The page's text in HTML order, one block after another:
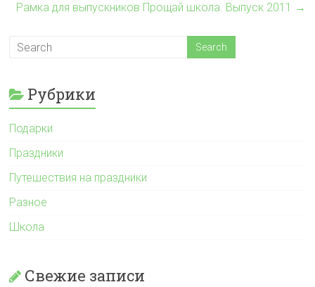
Рамка для выпускников Прощай школа. Выпуск 2011 →
Рубрики
Подарки
Праздники
Путешествия на праздники
Разное
Школа
Свежие записи